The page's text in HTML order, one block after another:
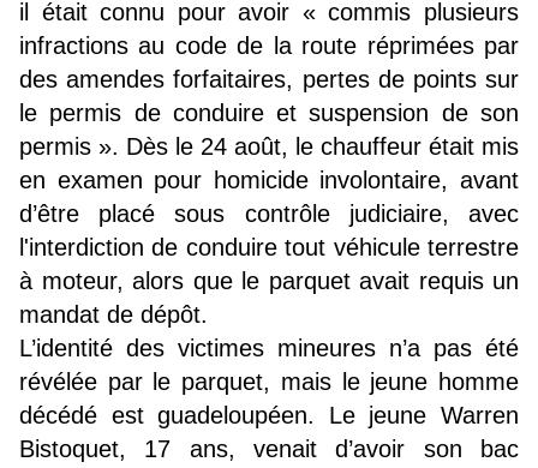
il était connu pour avoir « commis plusieurs
infractions au code de la route réprimées par
des amendes forfaitaires, pertes de points sur
le permis de conduire et suspension de son
permis ». Dès le 24 août, le chauffeur était mis
en examen pour homicide involontaire, avant
d’être
placé sous contrôle judiciaire, avec
l'interdiction de conduire tout véhicule terrestre
à moteur, alors que le parquet avait requis un
mandat de dépôt.
L’identité des victimes mineures n’a pas été
révélée par le parquet, mais le jeune homme
décédé est guadeloupéen. Le jeune Warren
Bistoquet, 17 ans, venait d’avoir son bac